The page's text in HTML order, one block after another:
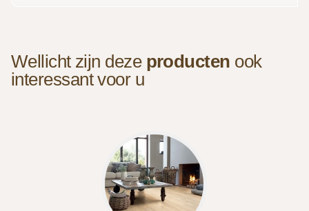
Wellicht zijn deze producten ook
interessant voor u